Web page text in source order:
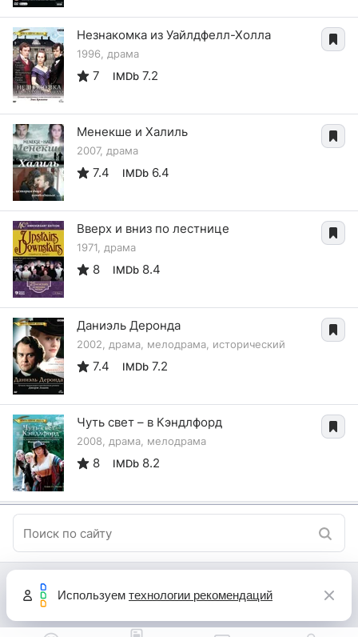
Незнакомка из Уайлдфелл-Холла
1996, драма
7 IMDb 7.2
Менекше и Халиль
2007, драма
7.4 IMDb 6.4
Вверх и вниз по лестнице
1971, драма
8 IMDb 8.4
Даниэль Деронда
2002, драма, мелодрама, исторический
7.4 IMDb 7.2
Чуть свет – в Кэндлфорд
2008, драма, мелодрама
8 IMDb 8.2
Используем технологии рекомендаций